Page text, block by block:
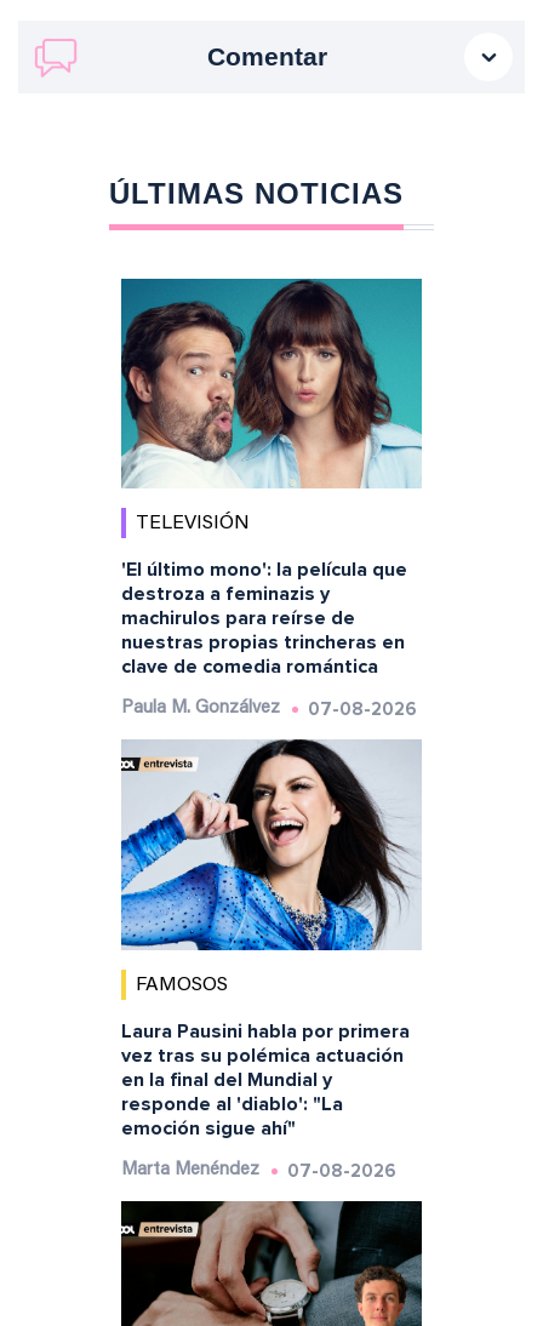
Comentar
ÚLTIMAS NOTICIAS
TELEVISIÓN
'El último mono': la película que
destroza a feminazis y
machirulos para reírse de
nuestras propias trincheras en
clave de comedia romántica
Paula M. Gonzálvez 07-08-2026
FAMOSOS
Laura Pausini habla por primera
vez tras su polémica actuación
en la final del Mundial y
responde al 'diablo': "La
emoción sigue ahí"
Marta Menéndez 07-08-2026